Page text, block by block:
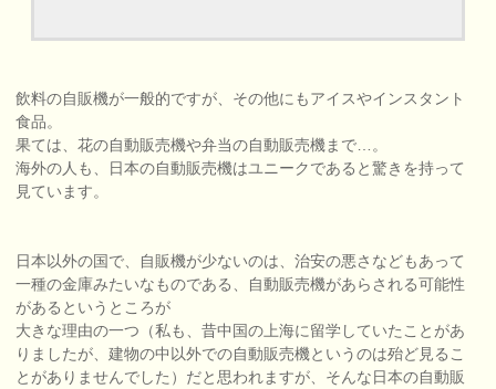
飲料の自販機が一般的ですが、その他にもアイスやインスタント
食品。
果ては、花の自動販売機や弁当の自動販売機まで…。
海外の人も、日本の自動販売機はユニークであると驚きを持って
見ています。
日本以外の国で、自販機が少ないのは、治安の悪さなどもあって
一種の金庫みたいなものである、自動販売機があらされる可能性
があるというところが
大きな理由の一つ（私も、昔中国の上海に留学していたことがあ
りましたが、建物の中以外での自動販売機というのは殆ど見るこ
とがありませんでした）だと思われますが、そんな日本の自動販